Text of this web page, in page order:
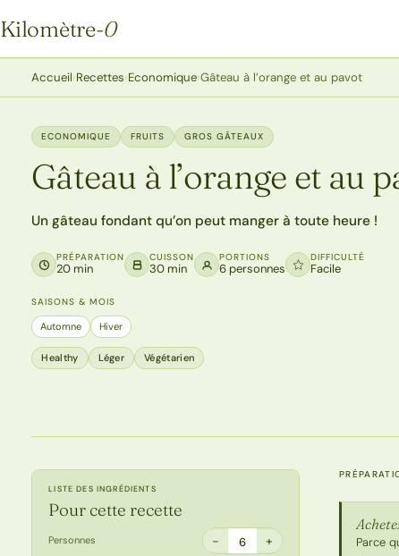
Kilomètre-0
Kilomètre-0
Accueil›Recettes›Economique›Gâteau à l’orange et au pavot
ECONOMIQUE FRUITS GROS GÂTEAUX
Gâteau à l’orange et au
Un gâteau fondant qu’on peut manger à toute heure !
PRÉPARATION
20 min
CUISSON
30 min
PORTIONS
6 personnes
DIFFICULTÉ
Facile
SAISONS & MOIS
Automne Hiver
Healthy Léger Végétarien
LISTE DES INGRÉDIENTS
Pour cette recette
Personnes − 6 +
Parce